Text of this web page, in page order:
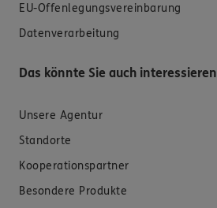
EU-Offenlegungsvereinbarung
Datenverarbeitung
Das könnte Sie auch interessieren
Unsere Agentur
Standorte
Kooperationspartner
Besondere Produkte